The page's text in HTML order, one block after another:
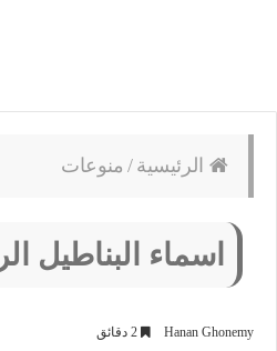
الرئيسية / منوعات
اسماء البناطيل
Hanan Ghonemy